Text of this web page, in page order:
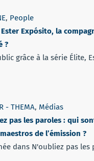
, People
Expósito, la
?
grâce à la série Élite,
- THEMA, Médias
pas les paroles : qui
de l’émission ?
dans N'oubliez pas les